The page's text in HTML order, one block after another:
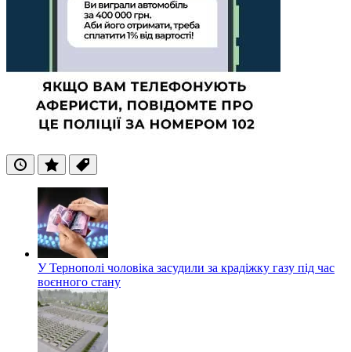
ОстанніПопулярні
Теги
У Тернополі чоловіка засудили за крадіжку газу під час
воєнного стану